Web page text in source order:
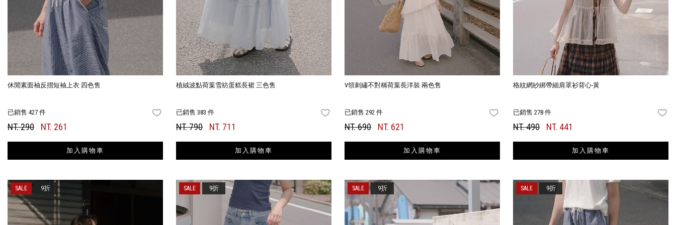
休閒素面袖反摺短袖上衣 四色售
已銷售 427 件 FAVORITES
NT. 290 NT. 261
加入購物車
植絨波點荷葉雪紡蛋糕長裙 三色售
已銷售 383 件 FAVORITES
NT. 790 NT. 711
加入購物車
V領刺繡不對稱荷葉長洋裝 兩色售
已銷售 292 件 FAVORITES
NT. 690 NT. 621
加入購物車
格紋網紗綁帶細肩罩衫背心-黃
已銷售 278 件
NT. 490 NT. 441
加入購物車
9折 9折 9折 9折